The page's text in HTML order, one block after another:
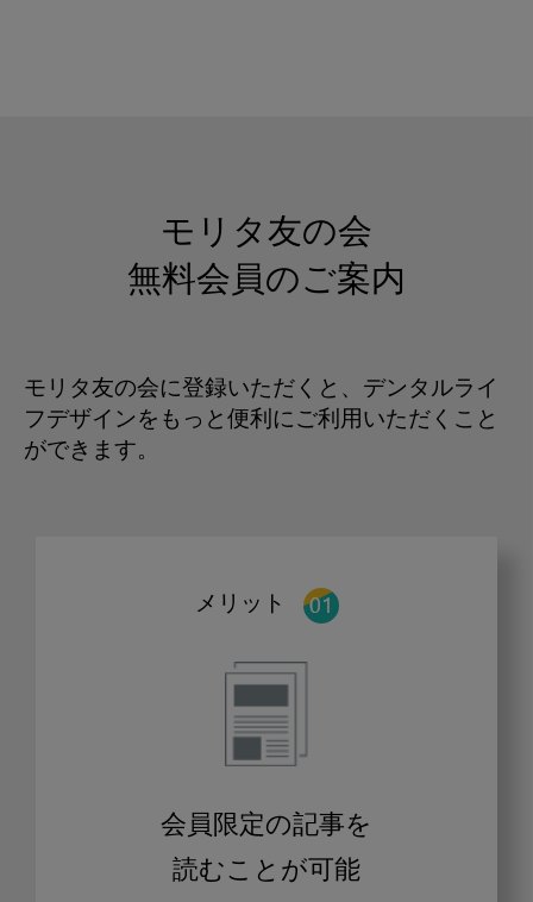
モリタ友の会
無料会員のご案内
モリタ友の会に登録いただくと、デンタルライ
フデザインをもっと便利にご利用いただくこと
ができます。
メリット
会員限定の記事を
読むことが可能